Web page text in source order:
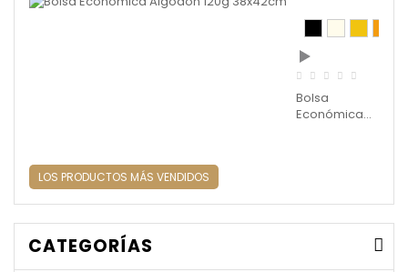
Bolsa
Económica...
LOS PRODUCTOS MÁS VENDIDOS
CATEGORÍAS